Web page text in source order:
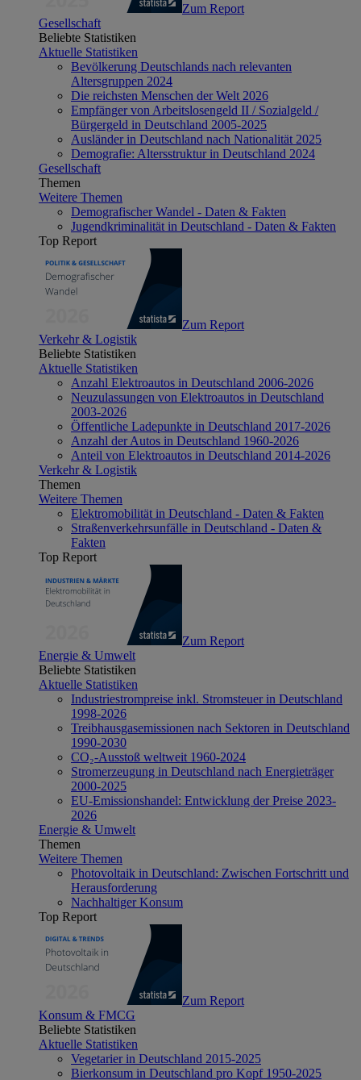
Zum Report
Gesellschaft
Beliebte Statistiken
Aktuelle Statistiken
Bevölkerung Deutschlands nach relevanten
Altersgruppen 2024
Die reichsten Menschen der Welt 2026
Empfänger von Arbeitslosengeld II / Sozialgeld /
Bürgergeld in Deutschland 2005-2025
Ausländer in Deutschland nach Nationalität 2025
Demografie: Altersstruktur in Deutschland 2024
Gesellschaft
Themen
Weitere Themen
Demografischer Wandel - Daten & Fakten
Jugendkriminalität in Deutschland - Daten & Fakten
Top Report
Zum Report
Verkehr & Logistik
Beliebte Statistiken
Aktuelle Statistiken
Anzahl Elektroautos in Deutschland 2006-2026
Neuzulassungen von Elektroautos in Deutschland
2003-2026
Öffentliche Ladepunkte in Deutschland 2017-2026
Anzahl der Autos in Deutschland 1960-2026
Anteil von Elektroautos in Deutschland 2014-2026
Verkehr & Logistik
Themen
Weitere Themen
Elektromobilität in Deutschland - Daten & Fakten
Straßenverkehrsunfälle in Deutschland - Daten &
Fakten
Top Report
Zum Report
Energie & Umwelt
Beliebte Statistiken
Aktuelle Statistiken
Industriestrompreise inkl. Stromsteuer in Deutschland
1998-2026
Treibhausgasemissionen nach Sektoren in Deutschland
1990-2030
CO₂-Ausstoß weltweit 1960-2024
Stromerzeugung in Deutschland nach Energieträger
2000-2025
EU-Emissionshandel: Entwicklung der Preise 2023-
2026
Energie & Umwelt
Themen
Weitere Themen
Photovoltaik in Deutschland: Zwischen Fortschritt und
Herausforderung
Nachhaltiger Konsum
Top Report
Zum Report
Konsum & FMCG
Beliebte Statistiken
Aktuelle Statistiken
Vegetarier in Deutschland 2015-2025
Bierkonsum in Deutschland pro Kopf 1950-2025